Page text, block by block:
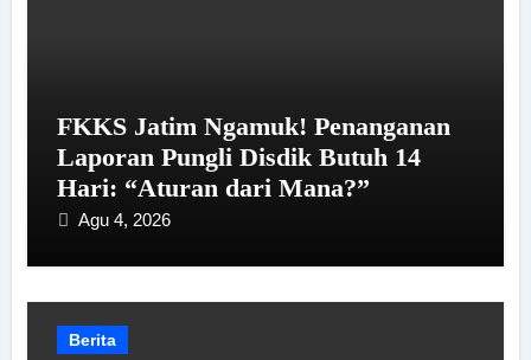
FKKS Jatim Ngamuk! Penanganan
Laporan Pungli Disdik Butuh 14
Hari: “Aturan dari Mana?”
Agu 4, 2026
Berita